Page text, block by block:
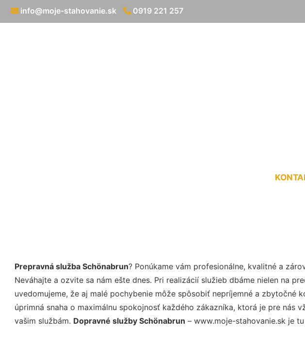
info@moje-stahovanie.sk 0919 221 257
Prepravná služba Schönabrun? Ponúkame vám profesionálne, kvalitné a
Neváhajte a ozvite sa nám ešte dnes. Pri realizácií služieb dbáme nielen na
uvedomujeme, že aj malé pochybenie môže spôsobiť nepríjemné a
úprimná snaha o maximálnu spokojnosť každého zákazníka, ktorá je pre nás
vašim službám. Dopravné služby Schönabrun – www.moje-stahovanie.sk je